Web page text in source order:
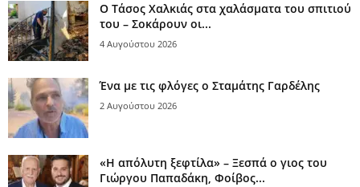
Ο Τάσος Χαλκιάς στα χαλάσματα του σπιτιού
του – Σοκάρουν οι...
4 Αυγούστου 2026
Ένα με τις φλόγες ο Σταμάτης Γαρδέλης
2 Αυγούστου 2026
«Η απόλυτη ξεφτίλα» – Ξεσπά ο γιος του
Γιώργου Παπαδάκη, Φοίβος...